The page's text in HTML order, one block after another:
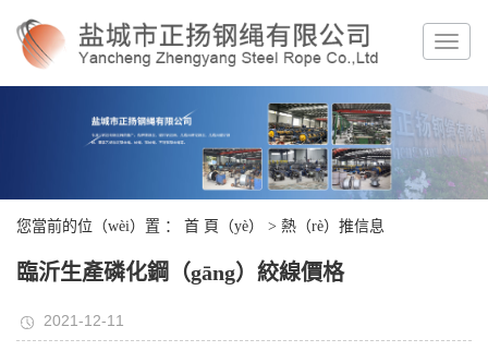
您當前的位（wèi）置 ： 首 頁（yè） > 熱（rè）推信息
臨沂生產磷化鋼（gāng）絞線價格
2021-12-11